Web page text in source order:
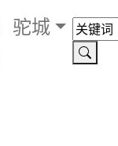
驼城